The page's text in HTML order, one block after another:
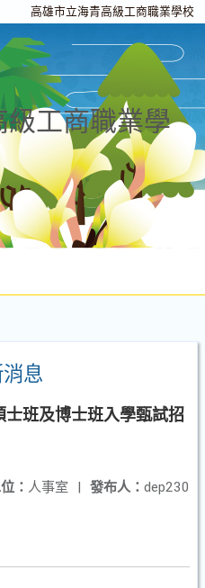
高雄市立海青高級工商職業學校
工商職業學
息
士班及博士班入學甄試招
發布人： dep230
： 人事室 |